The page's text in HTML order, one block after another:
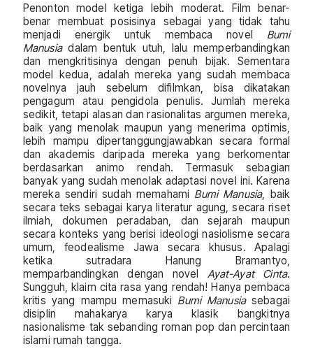
Penonton model ketiga lebih moderat. Film benar-
benar membuat posisinya sebagai yang tidak tahu
menjadi energik untuk membaca novel Bumi
Manusiadalam bentuk utuh, lalu memperbandingkan
dan mengkritisinya dengan penuh bijak. Sementara
model kedua, adalah mereka yang sudah membaca
novelnya jauh sebelum difilmkan, bisa dikatakan
pengagum atau pengidola penulis. Jumlah mereka
sedikit, tetapi alasan dan rasionalitas argumen mereka,
baik yang menolak maupun yang menerima optimis,
lebih mampu dipertanggungjawabkan secara formal
dan akademis daripada mereka yang berkomentar
berdasarkan animo rendah. Termasuk sebagian
banyak yang sudah menolak adaptasi novel ini. Karena
mereka sendiri sudah memahami Bumi Manusia, baik
secara teks sebagai karya literatur agung, secara riset
ilmiah, dokumen peradaban, dan sejarah maupun
secara konteks yang berisi ideologi nasiolisme secara
umum, feodealisme Jawa secara khusus. Apalagi
ketika sutradara Hanung Bramantyo,
memparbandingkan dengan novel Ayat-Ayat Cinta.
Sungguh, klaim cita rasa yang rendah! Hanya pembaca
kritis yang mampu memasuki Bumi Manusiasebagai
disiplin mahakarya karya klasik bangkitnya
nasionalisme tak sebanding roman pop dan percintaan
islami rumah tangga.